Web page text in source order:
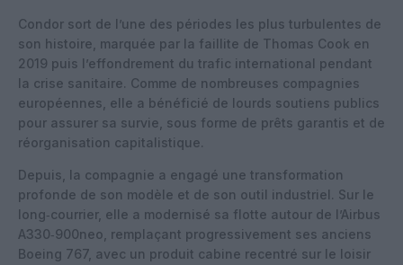
Condor sort de l’une des périodes les plus turbulentes de
son histoire, marquée par la faillite de Thomas Cook en
2019 puis l’effondrement du trafic international pendant
la crise sanitaire. Comme de nombreuses compagnies
européennes, elle a bénéficié de lourds soutiens publics
pour assurer sa survie, sous forme de prêts garantis et de
réorganisation capitalistique.
Depuis, la compagnie a engagé une transformation
profonde de son modèle et de son outil industriel. Sur le
long‑courrier, elle a modernisé sa flotte autour de l’Airbus
A330‑900neo, remplaçant progressivement ses anciens
Boeing 767, avec un produit cabine recentré sur le loisir